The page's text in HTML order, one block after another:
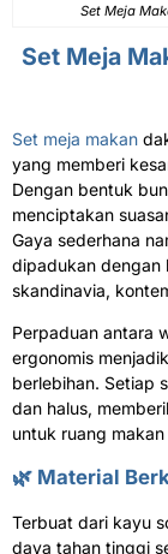
Set Meja
Set Meja
Set meja makan
yang memberi
Dengan bentuk
menciptakan
Gaya sederhana
dipadukan dengan
skandinavia,
Perpaduan antara
ergonomis
berlebihan. Setiap
dan halus,
untuk ruang
🌿 Material
Terbuat dari kayu
daya tahan tinggi